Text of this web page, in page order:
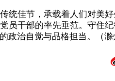
统佳节，承载着人们对美
员干部的率先垂范。守住
治自觉与品格担当。（滁